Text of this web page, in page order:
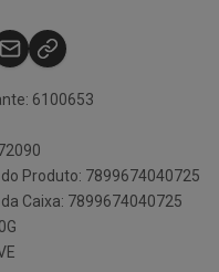
6100653
Produto: 7899674040725
Caixa: 7899674040725